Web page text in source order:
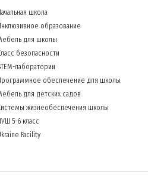
школа
образование
для школы
безопасности
лаборатории
обеспечение для школы
для детских садов
жизнеобеспечения школы
5-6 класс
Facility